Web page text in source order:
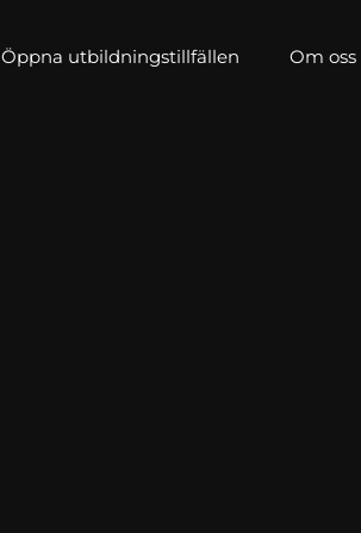
Öppna utbildningstillfällen Om oss